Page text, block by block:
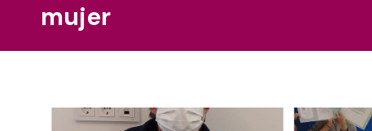
mujer